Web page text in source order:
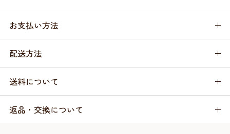
お支払い方法
配送方法
送料について
返品・交換について